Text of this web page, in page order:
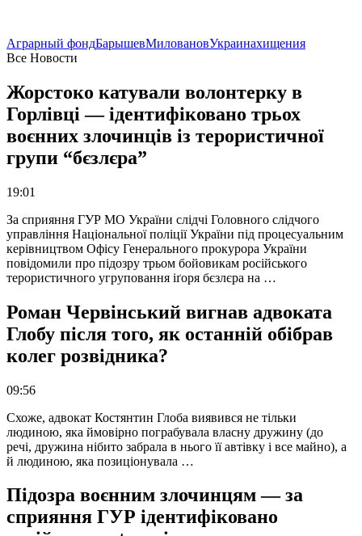
Аграрный фондБарышевМиловановУкраинахищения
Все Новости
Жорстоко катували волонтерку в
Горлівці — ідентифіковано трьох
воєнних злочинців із терористичної
групи “бєзлєра”
19:01
За сприяння ГУР МО України слідчі Головного слідчого
управління Національної поліції України під процесуальним
керівництвом Офісу Генерального прокурора України
повідомили про підозру трьом бойовикам російського
терористичного угруповання іґоря бєзлєра на …
Роман Червінський вигнав адвоката
Глобу після того, як останній обібрав
колег розвідника?
09:56
Схоже, адвокат Костянтин Глоба виявився не тільки
людиною, яка ймовірно пограбувала власну дружину (до
речі, дружина нібито забрала в нього її автівку і все майно), а
й людиною, яка позиціонувала …
Підозра воєнним злочинцям — за
сприяння ГУР ідентифіковано